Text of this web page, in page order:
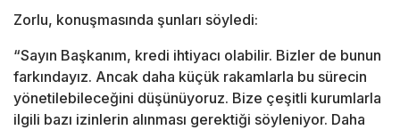
Zorlu, konuşmasında şunları söyledi:
“Sayın Başkanım, kredi ihtiyacı olabilir. Bizler de bunun
farkındayız. Ancak daha küçük rakamlarla bu sürecin
yönetilebileceğini düşünüyoruz. Bize çeşitli kurumlarla
ilgili bazı izinlerin alınması gerektiği söyleniyor. Daha